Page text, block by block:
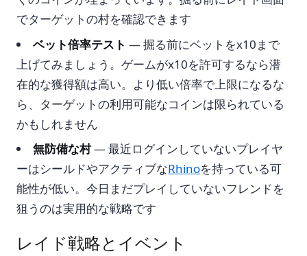
でターゲットの村を確認できます
ベット倍率テスト — 掘る前にベットをx10まで
上げてみましょう。ゲームがx10を許可するなら潜
在的な獲得額は高い。より低い倍率で上限になるな
ら、ターゲットの利用可能なコインは限られている
かもしれません
無防備な村— 最近ログインしていないプレイヤ
ーはシールドやアクティブなRhinoを持っている可
能性が低い。今日まだプレイしていないフレンドを
狙うのは実用的な戦略です
レイド戦略とイベント